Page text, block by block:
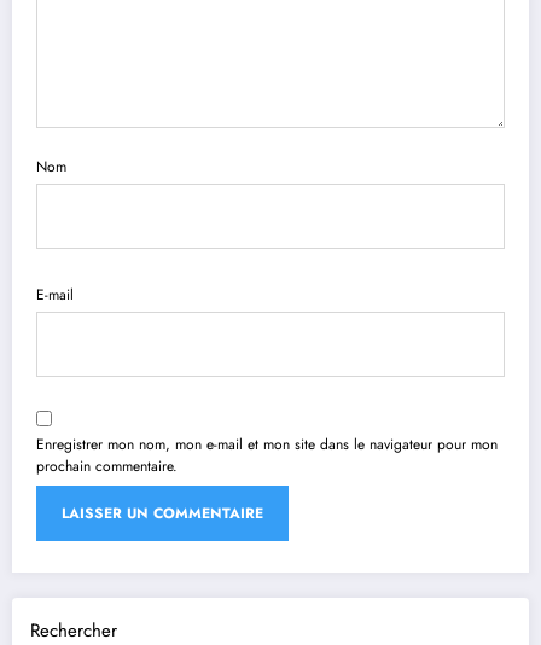
Nom
E-mail
Enregistrer mon nom, mon e-mail et mon site dans le navigateur pour mon
prochain commentaire.
Rechercher